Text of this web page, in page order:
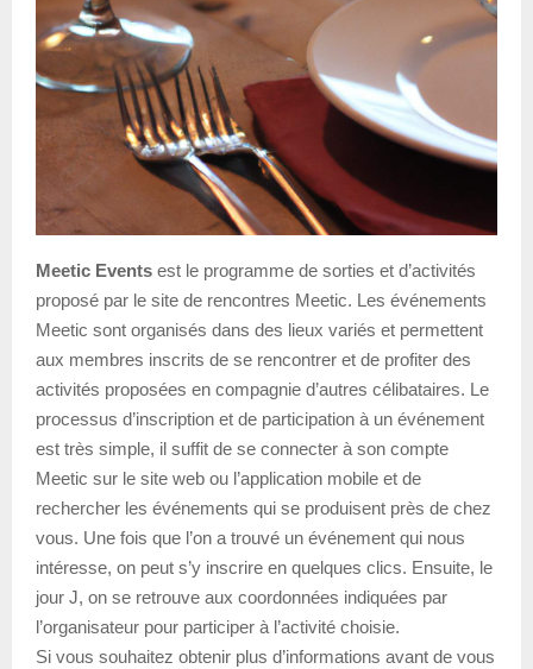
Meetic Events est le programme de sorties et d’activités
proposé par le site de rencontres Meetic. Les événements
Meetic sont organisés dans des lieux variés et permettent
aux membres inscrits de se rencontrer et de profiter des
activités proposées en compagnie d’autres célibataires. Le
processus d’inscription et de participation à un événement
est très simple, il suffit de se connecter à son compte
Meetic sur le site web ou l’application mobile et de
rechercher les événements qui se produisent près de chez
vous. Une fois que l’on a trouvé un événement qui nous
intéresse, on peut s’y inscrire en quelques clics. Ensuite, le
jour J, on se retrouve aux coordonnées indiquées par
l’organisateur pour participer à l’activité choisie.
Si vous souhaitez obtenir plus d’informations avant de vous